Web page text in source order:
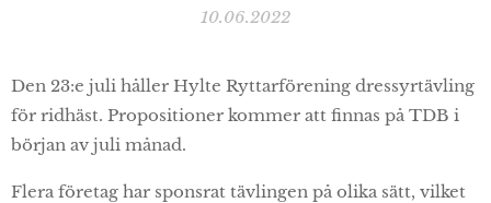
10.06.2022
Den 23:e juli håller Hylte Ryttarförening dressyrtävling
för ridhäst. Propositioner kommer att finnas på TDB i
början av juli månad.
Flera företag har sponsrat tävlingen på olika sätt, vilket